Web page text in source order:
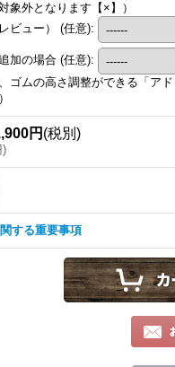
象外となります【×】）
ビュー） (任意):
加の場合 (任意):
ゴムの高さ調整ができる「ア
円 (税別)
)
する重要事項